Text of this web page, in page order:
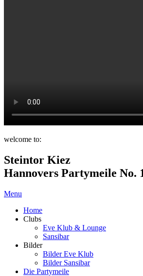
welcome to:
Steintor Kiez
Hannovers Partymeile No.
Menu
Home
Clubs
Eve Klub & Lounge
Sansibar
Bilder
Bilder Eve Klub
Bilder Sansibar
Die Partymeile